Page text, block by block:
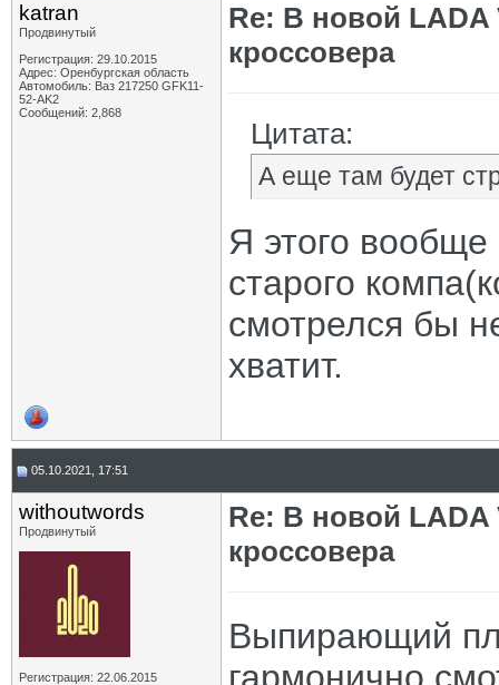
katran
Продвинутый
Регистрация: 29.10.2015
Адрес: Оренбургская область
Автомобиль: Ваз 217250 GFK11-
52-AK2
Сообщений: 2,868
Re: В новой LADA
кроссовера
Цитата:
А еще там будет
Я этого
старого
смотрелся бы
хватит.
05.10.2021, 17:51
withoutwords
Продвинутый
Регистрация: 22.06.2015
Re: В новой LADA
кроссовера
Выпирающий